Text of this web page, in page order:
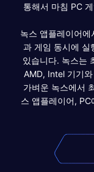
통해서 마침 PC
녹스 앱플레이어
과 게임 동시에 실
있습니다. 녹스는
AMD, Intel 기기
가벼운 녹스에서
스 앱플레이어,